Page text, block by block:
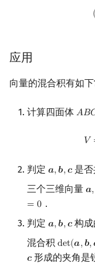
应用
向量的混合积有如下
计算四面体 𝐴𝐵
ABC
𝑉
V
判定 𝒂,𝒃,𝒄
a,b,c 是否
三个三维向量 𝒂,
a,
= 0．
判定 𝒂,𝒃,𝒄
a,b,c 构成
混合积 det(𝒂,𝒃,
det(a,b,c
c 形成的夹角是